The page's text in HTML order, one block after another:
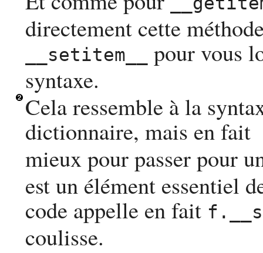
directement cette
__setitem__
pour vous
syntaxe.
Cela ressemble à la
dictionnaire, mais en fait
mieux pour passer pour
est un élément essentiel
code appelle en fait
coulisse.